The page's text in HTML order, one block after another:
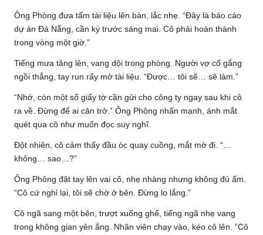
Ông Phòng đưa tấm tài liệu lên bàn, lắc nhẹ. “Đây là báo cáo
dự án Đà Nẵng, cần ký trước sáng mai. Cô phải hoàn thành
trong vòng một giờ.”
Tiếng mưa tăng lên, vang dội trong phòng. Người vợ cố gắng
ngồi thẳng, tay run rẩy mở tài liệu. “Được… tôi sẽ… sẽ làm.”
“Nhớ, còn một số giấy tờ cần gửi cho công ty ngay sau khi cô
ra về. Đừng để ai cản trở.” Ông Phông nhấn mạnh, ánh mắt
quét qua cô như muốn đọc suy nghĩ.
Đột nhiên, cô cảm thấy đầu óc quay cuồng, mắt mờ đi. “…
không… sao…?”
Ông Phông đặt tay lên vai cô, nhẹ nhàng nhưng không đủ ấm.
“Cô cứ nghỉ lại, tôi sẽ chờ ở bên. Đừng lo lắng.”
Cô ngã sang một bên, trượt xuống ghế, tiếng ngã nhẹ vang
trong không gian yên ắng. Nhân viên chạy vào, kéo cô lên. “Cô